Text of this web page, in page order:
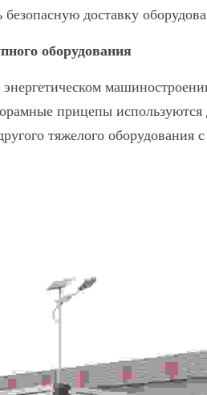
безопасную доставку
оборудования
прицепы
тяжелого